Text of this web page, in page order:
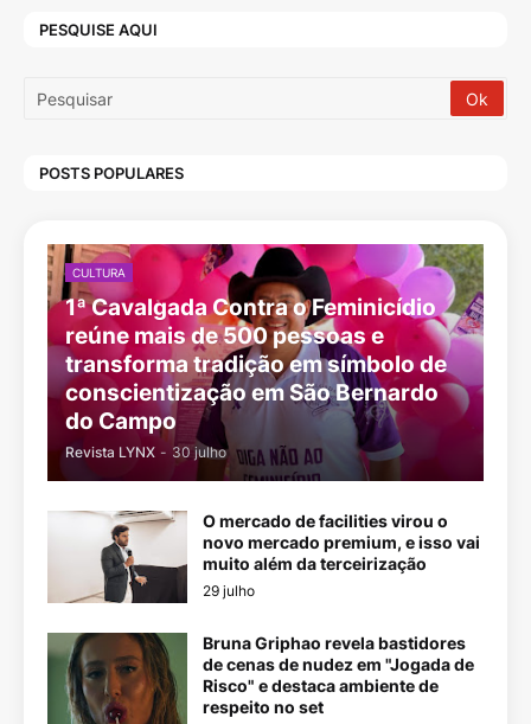
PESQUISE AQUI
POSTS POPULARES
CULTURA
1ª Cavalgada Contra o Feminicídio
reúne mais de 500 pessoas e
transforma tradição em símbolo de
conscientização em São Bernardo
do Campo
Revista LYNX - 30 julho
O mercado de facilities virou o
novo mercado premium, e isso vai
muito além da terceirização
29 julho
Bruna Griphao revela bastidores
de cenas de nudez em "Jogada de
Risco" e destaca ambiente de
respeito no set